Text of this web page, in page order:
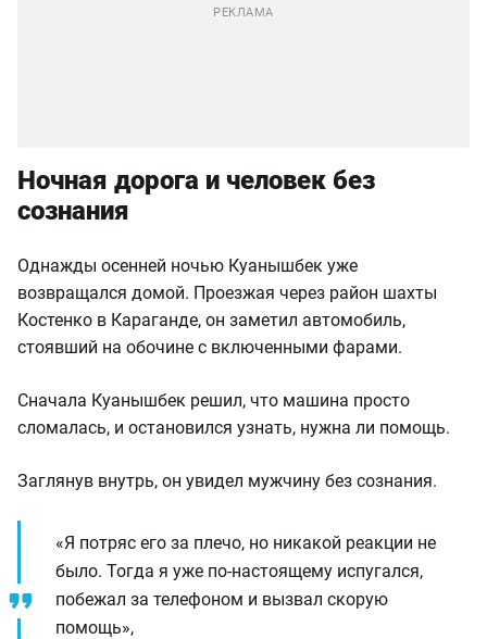
Ночная дорога и человек без
сознания
Однажды осенней ночью Куанышбек уже
возвращался домой. Проезжая через район шахты
Костенко в Караганде, он заметил автомобиль,
стоявший на обочине с включенными фарами.
Сначала Куанышбек решил, что машина просто
сломалась, и остановился узнать, нужна ли помощь.
Заглянув внутрь, он увидел мужчину без сознания.
«Я потряс его за плечо, но никакой реакции не
было. Тогда я уже по-настоящему испугался,
побежал за телефоном и вызвал скорую
помощь»,